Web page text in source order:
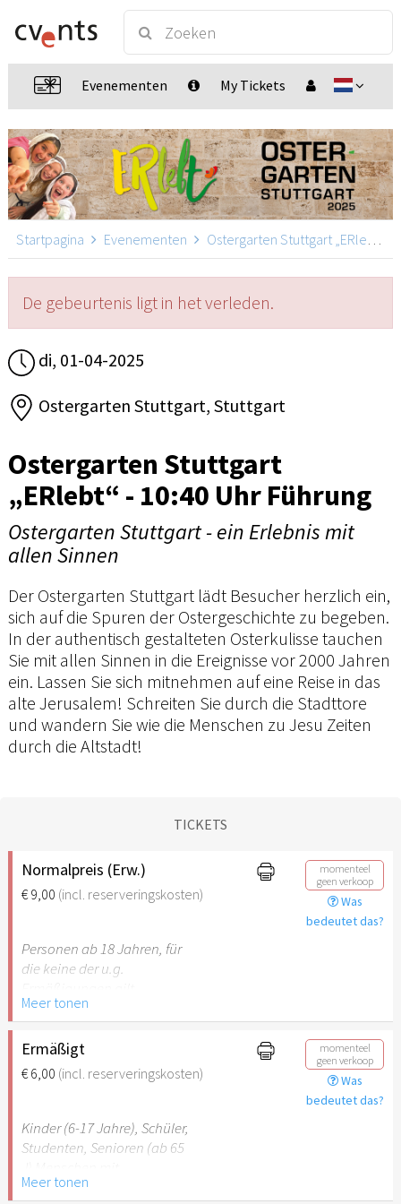
Evenementen My Tickets
Startpagina Evenementen Ostergarten Stuttgart „ERlebt“
De gebeurtenis ligt in het verleden.
di, 01-04-2025
Ostergarten Stuttgart, Stuttgart
Ostergarten Stuttgart
„ERlebt“ - 10:40 Uhr Führung
Ostergarten Stuttgart - ein Erlebnis mit
allen Sinnen
Der Ostergarten Stuttgart lädt Besucher herzlich ein,
sich auf die Spuren der Ostergeschichte zu begeben.
In der authentisch gestalteten Osterkulisse tauchen
Sie mit allen Sinnen in die Ereignisse vor 2000 Jahren
ein. Lassen Sie sich mitnehmen auf eine Reise in das
alte Jerusalem! Schreiten Sie durch die Stadttore
und wandern Sie wie die Menschen zu Jesu Zeiten
durch die Altstadt!
TICKETS
Normalpreis (Erw.)
€ 9,00 (incl. reserveringskosten)
momenteel
geen verkoop
Was
bedeutet das?
Personen ab 18 Jahren, für
die keine der u.g.
Meer tonen
Ermäßigt
€ 6,00 (incl. reserveringskosten)
momenteel
geen verkoop
Was
bedeutet das?
Kinder (6-17 Jahre), Schüler,
Studenten, Senioren (ab 65
Behinderung (ab 50%),
Meer tonen